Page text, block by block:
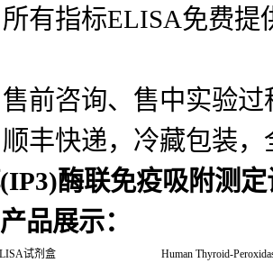
有指标ELISA免费
前咨询、售中实验
丰快递，冷藏包装，
酶联免疫吸附测
品展示：
试剂盒
Human Thyroid-